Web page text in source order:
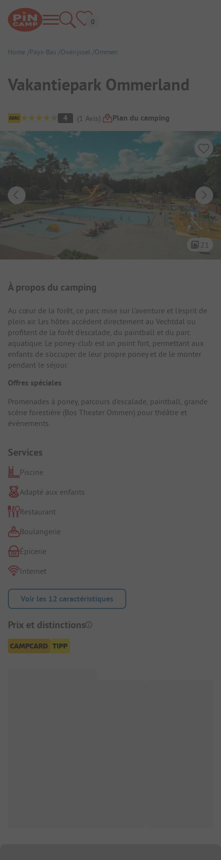
Home Pays-Bas Overijssel Ommen
Vakantiepark Ommerland
Aperçu du camping
4 (1 Avis) Plan du camping
21
Présentation du camping
À propos du camping
Au cœur de la forêt, ce parc mise sur l'aventure et l'esprit de
plein air. Les hôtes accèdent directement au Vechtdal ou
profitent de la forêt d'escalade, du paintball et du parc
aquatique. Le poney-club est un point fort, permettant aux
enfants de s'occuper de leur propre poney et de le monter
pendant le séjour.
Offres spéciales
Promenades à poney, parcours d'escalade, paintball, grande
scène forestière (Bos Theater Ommen) pour théâtre et
événements.
Services
Piscine
Adapté aux enfants
Restaurant
Boulangerie
Épicerie
Internet
Voir les 12 caractéristiques
Prix et distinctions